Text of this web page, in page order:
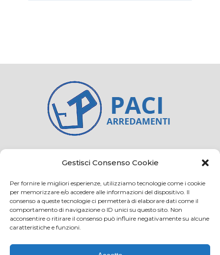
Gestisci Consenso Cookie
Per fornire le migliori esperienze, utilizziamo tecnologie come i cookie
per memorizzare e/o accedere alle informazioni del dispositivo. Il
consenso a queste tecnologie ci permetterà di elaborare dati come il
comportamento di navigazione o ID unici su questo sito. Non
acconsentire o ritirare il consenso può influire negativamente su alcune
caratteristiche e funzioni.
Credits Privacy and cookie
Via Virginio 358/360
Loc. Anselmo 50025 Montespertoli (FI)
E-mail: info@paciarrediscolastici.com
PEC: pacisrl@interfreepec.it